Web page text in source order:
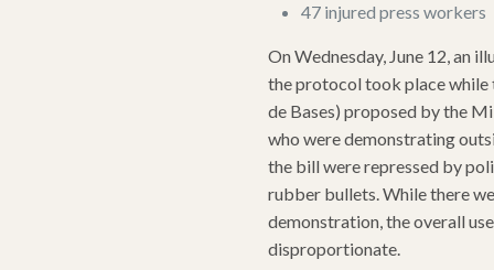
47 injured press workers
On Wednesday, June 12, an
the protocol took place while
de Bases) proposed by the
who were demonstrating
the bill were repressed by
rubber bullets. While there
demonstration, the overall
disproportionate.